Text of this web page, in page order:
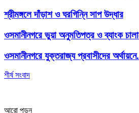
শ্রীমঙ্গলে দাঁড়াশ ও ঘরগিন্নি সাপ উদ্ধার
ওসমানীনগরে ভুয়া অনুমতিপত্র ও ব্যাংক
ওসমানীনগরে যুক্তরাজ্য প্রবাসীদের
শীর্ষ সংবাদ
আরো পড়ুন